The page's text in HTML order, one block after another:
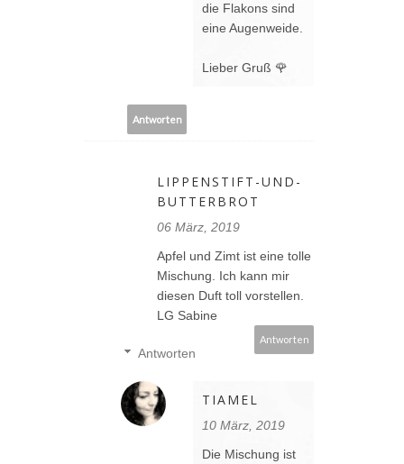
die Flakons sind
eine Augenweide.
Lieber Gruß 🌹
Antworten
LIPPENSTIFT-UND-
BUTTERBROT
06 März, 2019
Apfel und Zimt ist eine tolle
Mischung. Ich kann mir
diesen Duft toll vorstellen.
LG Sabine
Antworten
Antworten
TIAMEL
10 März, 2019
Die Mischung ist